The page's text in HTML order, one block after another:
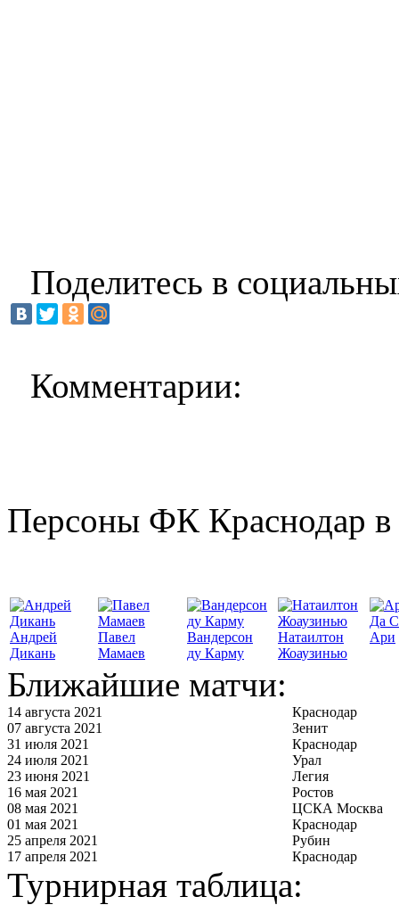
Поделитесь в
Комментарии:
Персоны ФК Краснодар в
Андрей
Дикань
Павел
Мамаев
Вандерсон
ду Карму
Натаилтон
Жоаузинью
Да
Ари
Ближайшие матчи:
14 августа 2021
Краснодар
07 августа 2021
Зенит
31 июля 2021
Краснодар
24 июля 2021
Урал
23 июня 2021
Легия
16 мая 2021
Ростов
08 мая 2021
ЦСКА Москва
01 мая 2021
Краснодар
25 апреля 2021
Рубин
17 апреля 2021
Краснодар
Турнирная таблица: